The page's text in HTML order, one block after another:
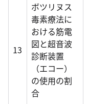
13
ボツリヌス
毒素療法に
おける筋電
図と超音波
診断装置
（エコー）
の使用の割
合